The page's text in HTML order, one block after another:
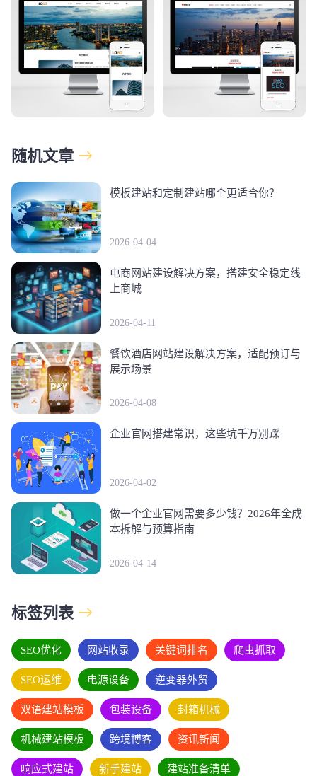
随机文章
模板建站和定制建站哪个更适合你？
2026-04-04
电商网站建设解决方案，搭建安全稳定线
上商城
2026-04-11
餐饮酒店网站建设解决方案，适配预订与
展示场景
2026-04-08
企业官网搭建常识，这些坑千万别踩
2026-04-02
做一个企业官网需要多少钱？2026年全成
本拆解与预算指南
2026-04-14
标签列表
SEO优化 网站收录 关键词排名 爬虫抓取
SEO运维 电源设备 逆变器外贸
双语建站模板 包装设备 封箱机械
机械建站模板 跨境博客 资讯新闻
响应式建站 新手建站 建站准备清单